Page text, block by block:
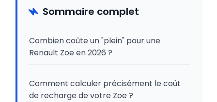
Sommaire complet
Combien coûte un "plein" pour une
Renault Zoe en 2026 ?
Comment calculer précisément le coût
de recharge de votre Zoe ?